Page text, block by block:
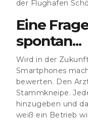
der Flughafen
Eine
spontan...
Wird in der
Smartphones
bewerten. Den
Stammkneipe.
hinzugeben und
weiß ein Betrieb